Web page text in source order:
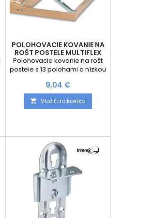
POLOHOVACIE KOVANIE NA
ROŠT POSTELE MULTIFLEX
Polohovacie kovanie na rošt
postele s 13 polohami a nízkou
Cena
9,04 €
 Vložiť do košíka